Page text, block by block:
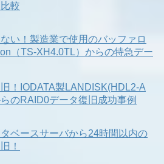
較
い！製造業で使用のバッファロ
（TS-XH4.0TL）からの特急デー
！IODATA製LANDISK(HDL2-A
のRAID0データ復旧成功事例
ベースサーバから24時間以内の
！